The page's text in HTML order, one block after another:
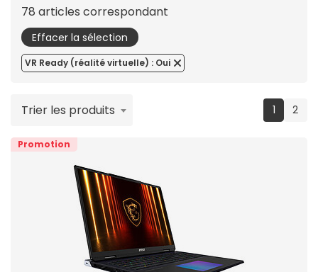
78 articles correspondant
Effacer la sélection
VR Ready (réalité virtuelle) : Oui
1 2
Trier les produits
Promotion